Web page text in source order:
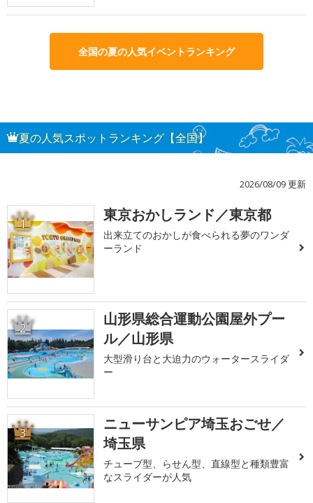
全国の夏の人気イベントランキング
夏の人気スポットランキング【全国】
2026/08/09 更新
1 東京おかしランド／東京都
出来立てのおかしが食べられる夢のワンダ
ーランド
2
山形県総合運動公園屋外プー
ル／山形県
大型滑り台と大迫力のウォータースライダ
ー
3
ニューサンピア埼玉おごせ／
埼玉県
チューブ型、らせん型、直線型と種類豊富
なスライダーが人気